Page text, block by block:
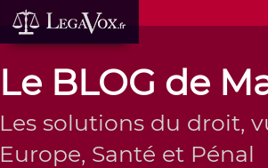
Le BLOG de
Les solutions du droit,
Europe, Santé et Pénal